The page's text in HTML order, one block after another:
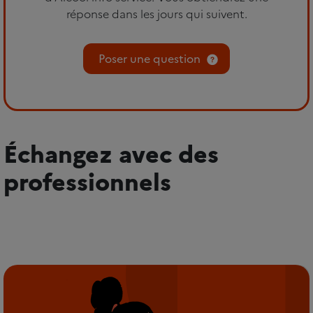
réponse dans les jours qui suivent.
Poser une question
Échangez avec des
professionnels